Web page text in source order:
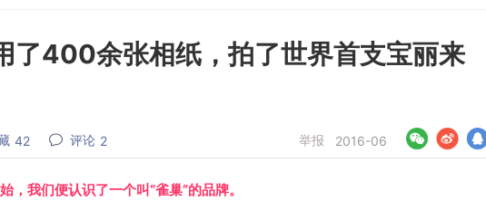
了400余张相纸，拍了世界首支宝丽来
42 评论 2 举报 2016-06
，我们便认识了一个叫“雀巢”的品牌。